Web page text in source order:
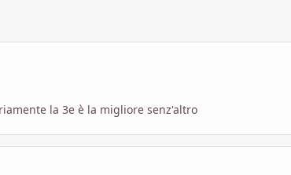
la 3e è la migliore senz'altro